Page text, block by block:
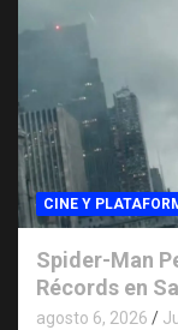
CINE Y
Spider-Man
Récords en
agosto 6, 2026